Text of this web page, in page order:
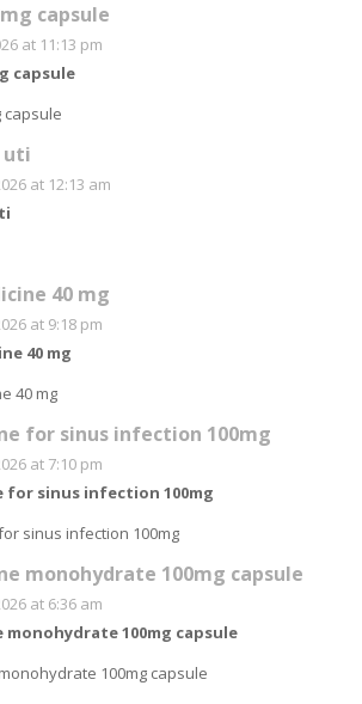
capsule
at 11:13 pm
capsule
capsule
uti
at 12:13 am
40 mg
at 9:18 pm
40 mg
40 mg
for sinus infection 100mg
at 7:10 pm
for sinus infection 100mg
sinus infection 100mg
monohydrate 100mg capsule
at 6:36 am
monohydrate 100mg capsule
100mg capsule